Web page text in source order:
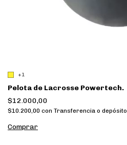
+1
Pelota de Lacrosse Powertech.
$12.000,00
$10.200,00 con Transferencia o depósito
Comprar